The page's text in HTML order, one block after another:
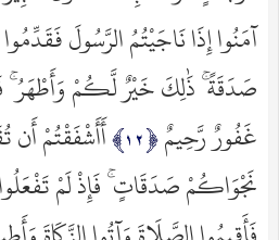
آمَنُوا إِذَا نَاجَيْتُمُ الرَّسُولَ
صَدَقَةً ۚ ذَٰلِكَ خَيْرٌ لَّكُمْ وَأَطْهَرُ
غَفُورٌ رَّحِيمٌ
أَأَشْفَقْتُمْ أَن
نَجْوَاكُمْ صَدَقَاتٍ ۚ فَإِذْ لَمْ